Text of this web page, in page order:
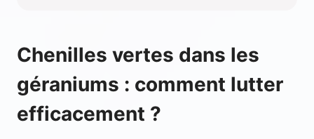
Chenilles vertes dans les
géraniums : comment lutter
efficacement ?